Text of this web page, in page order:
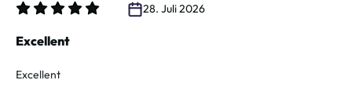
28. Juli 2026
Excellent
Excellent